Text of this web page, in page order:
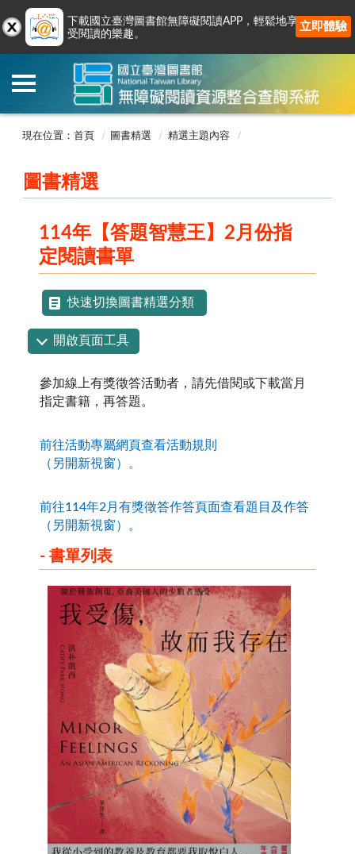
下載國立臺灣圖書館無障礙閱讀APP，輕鬆地享
受閱讀的樂趣。
立即體驗
現在位置：首頁 圖書精選 精選主題內容
圖書精選
114年【答題智慧王】2月份指
定閱讀書單
快速切換圖書精選分類
開啟頁面工具
參加線上有獎徵答活動者，請先借閱或下載當月
指定書籍，再答題。
前往活動專屬網頁查看活動規則
（另開新視窗）。
前往114年2月有獎徵答作答頁面查看題目及作答
（另開新視窗）。
- 書單列表